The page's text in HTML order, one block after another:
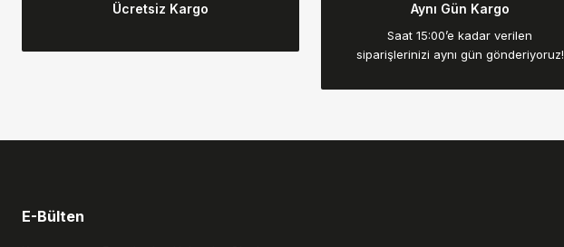
Ürün resmi kalitesiz, bozuk veya görüntülenemiyor.
Ücretsiz Kargo Aynı Gün Kargo
Saat 15:00’e kadar verilen
siparişlerinizi aynı gün gönderiyoruz!
E-Bülten